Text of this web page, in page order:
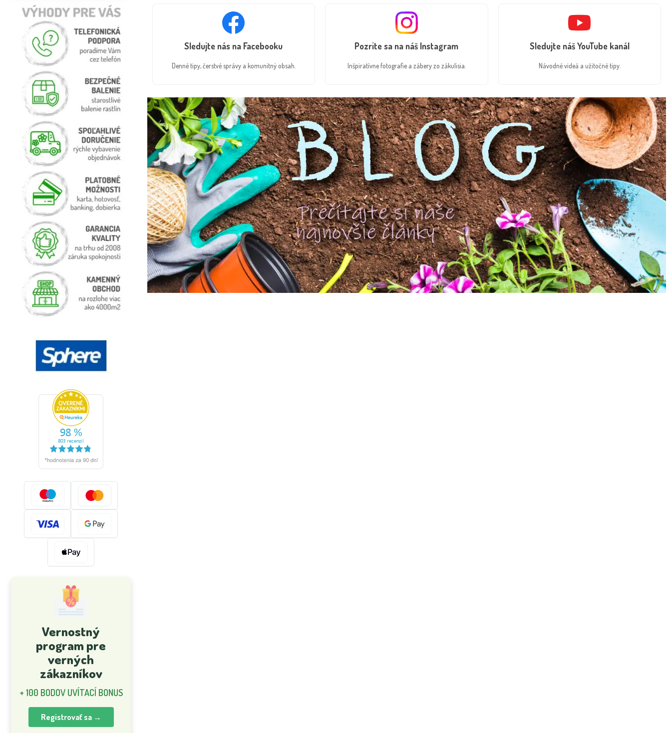
Vernostný
program pre
verných
zákazníkov
+ 100 BODOV UVÍTACÍ BONUS
Registrovať sa →
Sledujte nás na Facebooku
Denné tipy, čerstvé správy a komunitný obsah.
Pozrite sa na náš Instagram
Inšpiratívne fotografie a zábery zo zákulisia.
Sledujte náš YouTube kanál
Návodné videá a užitočné tipy.